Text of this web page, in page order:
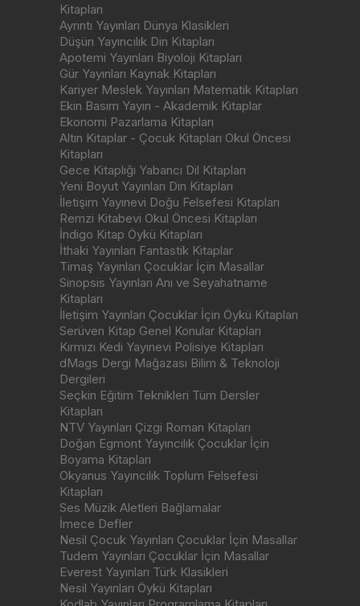
Kitapları
Ayrıntı Yayınları Dünya Klasikleri
Düşün Yayıncılık Din Kitapları
Apotemi Yayınları Biyoloji Kitapları
Gür Yayınları Kaynak Kitapları
Kariyer Meslek Yayınları Matematik Kitapları
Ekin Basım Yayın - Akademik Kitaplar
Ekonomi Pazarlama Kitapları
Altın Kitaplar - Çocuk Kitapları Okul Öncesi
Kitapları
Gece Kitaplığı Yabancı Dil Kitapları
Yeni Boyut Yayınları Din Kitapları
İletişim Yayınevi Doğu Felsefesi Kitapları
Remzi Kitabevi Okul Öncesi Kitapları
İndigo Kitap Öykü Kitapları
İthaki Yayınları Fantastik Kitaplar
Timaş Yayınları Çocuklar İçin Masallar
Sinopsis Yayınları Anı ve Seyahatname
Kitapları
İletişim Yayınları Çocuklar İçin Öykü Kitapları
Serüven Kitap Genel Konular Kitapları
Kırmızı Kedi Yayınevi Polisiye Kitapları
dMags Dergi Mağazası Bilim & Teknoloji
Dergileri
Seçkin Eğitim Teknikleri Tüm Dersler
Kitapları
NTV Yayınları Çizgi Roman Kitapları
Doğan Egmont Yayıncılık Çocuklar İçin
Boyama Kitapları
Okyanus Yayıncılık Toplum Felsefesi
Kitapları
Ses Müzik Aletleri Bağlamalar
İmece Defler
Nesil Çocuk Yayınları Çocuklar İçin Masallar
Tudem Yayınları Çocuklar İçin Masallar
Everest Yayınları Türk Klasikleri
Nesil Yayınları Öykü Kitapları